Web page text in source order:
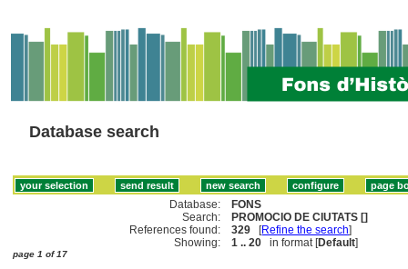
Database search
Database:
FONS
Search:
PROMOCIO DE CIUTATS []
References found:
329 [Refine the search]
Showing:
1 .. 20 in format [Default]
page 1 of 17